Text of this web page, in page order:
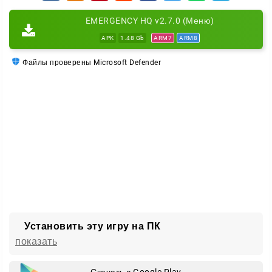
С первых минут вы строите собственный штаб и
решаете, на что потратить ресурсы. Новая техника
или прокачка команды — выбор за вами.
Чем можно заняться вне миссий:
Альянсы и совместная игра
EMERGENCY HQ v2.7.0 (Меню)
APK 1.48 Gb ARM7 ARM8
Файлы проверены Microsoft Defender
Установить эту игру на ПК
показать